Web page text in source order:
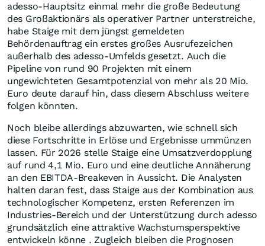
adesso-Hauptsitz einmal mehr die große Bedeutung
des Großaktionärs als operativer Partner unterstreiche,
habe Staige mit dem jüngst gemeldeten
Behördenauftrag ein erstes großes Ausrufezeichen
außerhalb des adesso-Umfelds gesetzt. Auch die
Pipeline von rund 90 Projekten mit einem
ungewichteten Gesamtpotenzial von mehr als 20 Mio.
Euro deute darauf hin, dass diesem Abschluss weitere
folgen könnten.
Noch bleibe allerdings abzuwarten, wie schnell sich
diese Fortschritte in Erlöse und Ergebnisse ummünzen
lassen. Für 2026 stelle Staige eine Umsatzverdopplung
auf rund 4,1 Mio. Euro und eine deutliche Annäherung
an den EBITDA-Breakeven in Aussicht. Die Analysten
halten daran fest, dass Staige aus der Kombination aus
technologischer Kompetenz, ersten Referenzen im
Industries-Bereich und der Unterstützung durch adesso
grundsätzlich eine attraktive Wachstumsperspektive
entwickeln könne . Zugleich bleiben die Prognosen